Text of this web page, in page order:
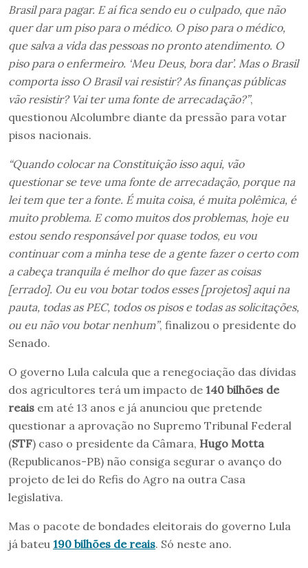
Brasil para pagar. E aí fica sendo eu o culpado, que não
quer dar um piso para o médico. O piso para o médico,
que salva a vida das pessoas no pronto atendimento. O
piso para o enfermeiro. ‘Meu Deus, bora dar’. Mas o Brasil
comporta isso O Brasil vai resistir? As finanças públicas
vão resistir? Vai ter uma fonte de arrecadação?”,
questionou Alcolumbre diante da pressão para votar
pisos nacionais.
“Quando colocar na Constituição isso aqui, vão
questionar se teve uma fonte de arrecadação, porque na
lei tem que ter a fonte. É muita coisa, é muita polêmica, é
muito problema. E como muitos dos problemas, hoje eu
estou sendo responsável por quase todos, eu vou
continuar com a minha tese de a gente fazer o certo com
a cabeça tranquila é melhor do que fazer as coisas
[errado]. Ou eu vou botar todos esses [projetos] aqui na
pauta, todas as PEC, todos os pisos e todas as solicitações,
ou eu não vou botar nenhum”, finalizou o presidente do
Senado.
O governo Lula calcula que a renegociação das dívidas
dos agricultores terá um impacto de 140 bilhões de
reais em até 13 anos e já anunciou que pretende
questionar a aprovação no Supremo Tribunal Federal
(STF) caso o presidente da Câmara, Hugo Motta
(Republicanos-PB) não consiga segurar o avanço do
projeto de lei do Refis do Agro na outra Casa
legislativa.
Mas o pacote de bondades eleitorais do governo Lula
já bateu 190 bilhões de reais. Só neste ano.